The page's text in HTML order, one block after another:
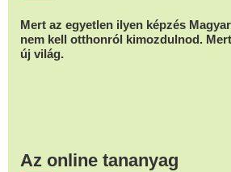
Mert az egyetlen ilyen képzés
nem kell otthonról kimozdulnod.
új világ.
Az online tananyag